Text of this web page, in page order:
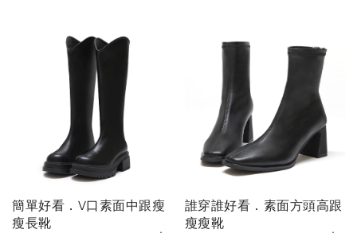
簡單好看．V口素面中跟瘦
瘦長靴
誰穿誰好看．素面方頭高跟
瘦瘦靴